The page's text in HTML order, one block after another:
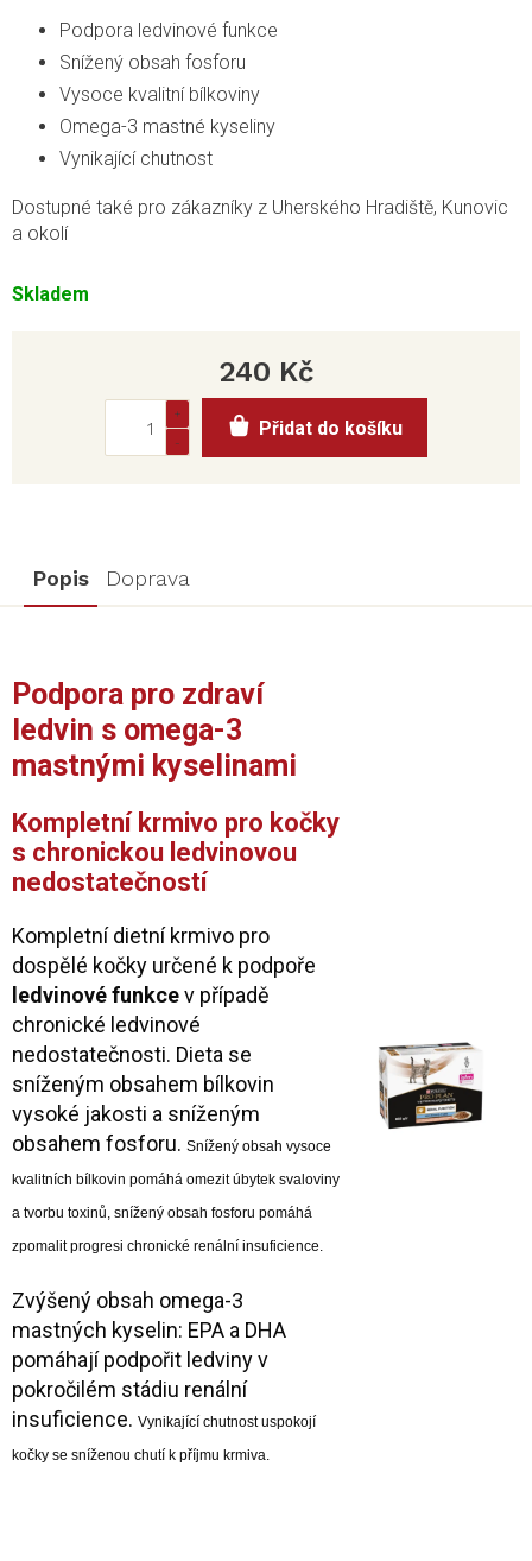
Skladem
Podpora ledvinové funkce
Snížený obsah fosforu
Vysoce kvalitní bílkoviny
Omega-3 mastné kyseliny
Vynikající chutnost
Dostupné také pro zákazníky z Uherského Hradiště, Kunovic
a okolí
240 Kč
cena:
Přidat do košíku
Popis Doprava
Podpora pro zdraví
ledvin s omega-3
mastnými kyselinami
Kompletní krmivo pro kočky
s chronickou ledvinovou
nedostatečností
Kompletní dietní krmivo pro
dospělé kočky určené k podpoře
ledvinové funkcev případě
chronické ledvinové
nedostatečnosti. Dieta se
sníženým obsahem bílkovin
vysoké jakosti a sníženým
obsahem fosforu. Snížený obsah vysoce
kvalitních bílkovin pomáhá omezit úbytek svaloviny
a tvorbu toxinů, snížený obsah fosforu pomáhá
zpomalit progresi chronické renální insuficience.
Zvýšený obsah omega-3
mastných kyselin: EPA a DHA
pomáhají podpořit ledviny v
pokročilém stádiu renální
insuficience. Vynikající chutnost uspokojí
kočky se sníženou chutí k příjmu krmiva.